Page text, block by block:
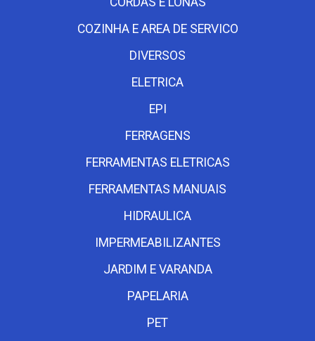
COZINHA E AREA DE SERVICO
DIVERSOS
ELETRICA
EPI
FERRAGENS
FERRAMENTAS ELETRICAS
FERRAMENTAS MANUAIS
HIDRAULICA
IMPERMEABILIZANTES
JARDIM E VARANDA
PAPELARIA
PET